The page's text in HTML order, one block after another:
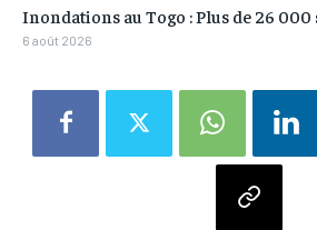
Inondations au Togo : Plus de 26
6 août 2026